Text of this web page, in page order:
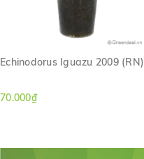
Echinodorus Iguazu 2009 (RN)
70.000₫